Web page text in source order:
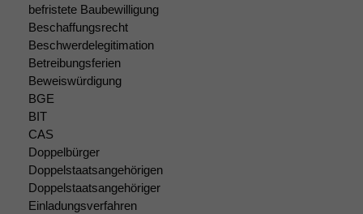
befristete Baubewilligung
Beschaffungsrecht
Beschwerdelegitimation
Betreibungsferien
Beweiswürdigung
BGE
BIT
CAS
Doppelbürger
Doppelstaatsangehörigen
Doppelstaatsangehöriger
Einladungsverfahren